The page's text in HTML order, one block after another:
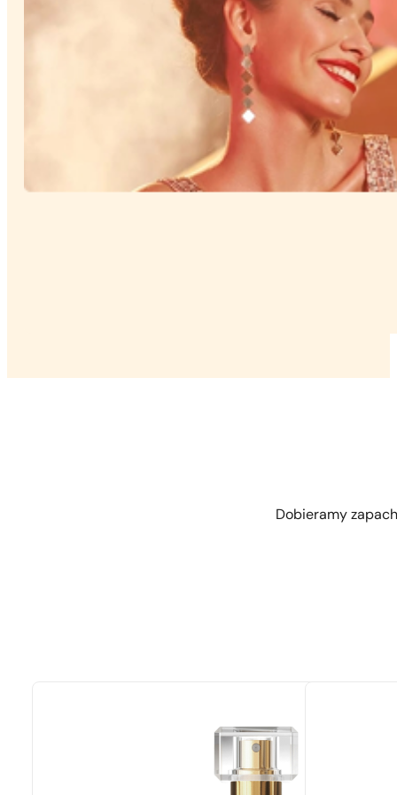
Dobieramy